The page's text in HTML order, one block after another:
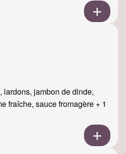
lardons, jambon de dinde,
fraîche, sauce fromagère + 1